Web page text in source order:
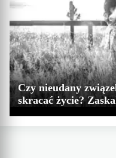
Czy nieudany
skracać życie?